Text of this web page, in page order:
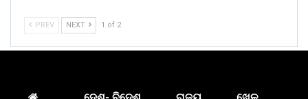
PREV NEXT 1 of 2